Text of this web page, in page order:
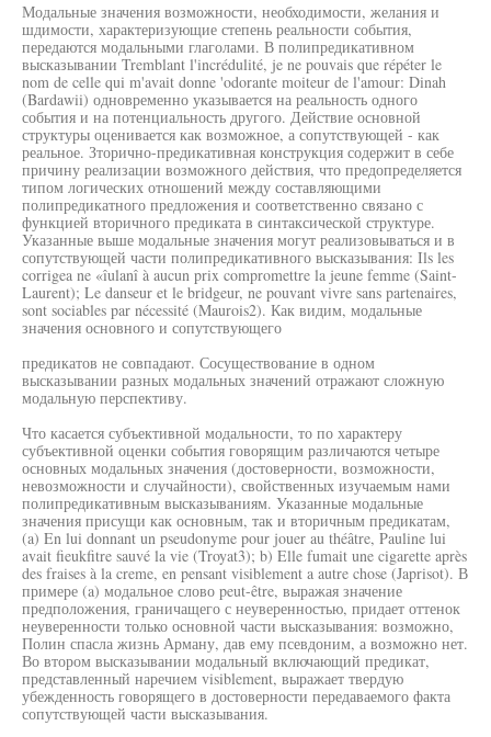
Модальные значения возможности, необходимости, желания и
шдимости, характеризующие степень реальности события,
передаются модальными глаголами. В полипредикативном
высказывании Tremblant l'incrédulité, je ne pouvais que répéter le
nom de celle qui m'avait donne 'odorante moiteur de l'amour: Dinah
(Bardawii) одновременно указывается на реальность одного
события и на потенциальность другого. Действие основной
структуры оценивается как возможное, а сопутствующей - как
реальное. Зторично-предикативная конструкция содержит в себе
причину реализации возможного действия, что предопределяется
типом логических отношений между составляющими
полипредикатного предложения и соответственно связано с
функцией вторичного предиката в синтаксической структуре.
Указанные выше модальные значения могут реализовываться и в
сопутствующей части полипредикативного высказывания: Ils les
corrigea ne «îulanî à aucun prix compromettre la jeune femme (Saint-
Laurent); Le danseur et le bridgeur, ne pouvant vivre sans partenaires,
sont sociables par nécessité (Maurois2). Как видим, модальные
значения основного и сопутствующего
предикатов не совпадают. Сосуществование в одном
высказывании разных модальных значений отражают сложную
модальную перспективу.
Что касается субъективной модальности, то по характеру
субъективной оценки события говорящим различаются четыре
основных модальных значения (достоверности, возможности,
невозможности и случайности), свойственных изучаемым нами
полипредикативным высказываниям. Указанные модальные
значения присущи как основным, так и вторичным предикатам,
(a) En lui donnant un pseudonyme pour jouer au théâtre, Pauline lui
avait fieukfitre sauvé la vie (Troyat3); b) Elle fumait une cigarette après
des fraises à la creme, en pensant visiblement a autre chose (Japrisot). В
примере (a) модальное слово peut-être, выражая значение
предположения, граничащего с неуверенностью, придает оттенок
неуверенности только основной части высказывания: возможно,
Полин спасла жизнь Арману, дав ему псевдоним, а возможно нет.
Во втором высказывании модальный включающий предикат,
представленный наречием visiblement, выражает твердую
убежденность говорящего в достоверности передаваемого факта
сопутствующей части высказывания.